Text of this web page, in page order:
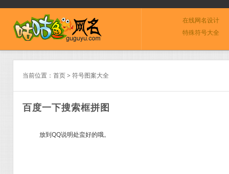
在线网名设计
特殊符号大全
当前位置： 首页> 符号图案大全
百度一下搜索框拼图
放到QQ说明处蛮好的哦。